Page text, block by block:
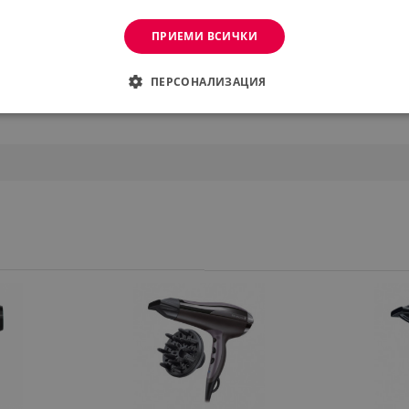
ПРИЕМИ ВСИЧКИ
ПЕРСОНАЛИЗАЦИЯ
ЕФЕКТИВНОСТ ТАРГЕТИРАНЕ
Валиден
до
Описание
1 месец
1 месец